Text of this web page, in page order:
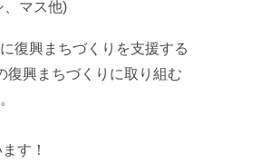
、マス他)
復興まちづくりを支援する
復興まちづくりに取り組む
す！